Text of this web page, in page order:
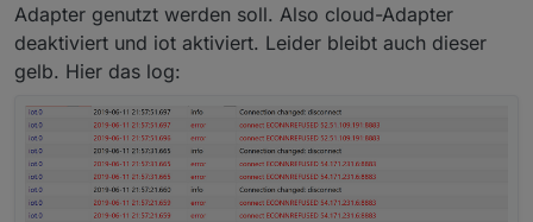
Adapter genutzt werden soll. Also cloud-Adapter
deaktiviert und iot aktiviert. Leider bleibt auch dieser
gelb. Hier das log: